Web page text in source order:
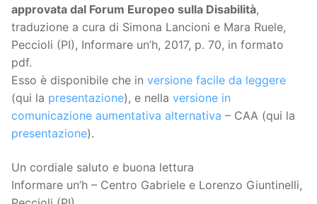
approvata dal Forum Europeo sulla Disabilità,
traduzione a cura di Simona Lancioni e Mara Ruele,
Peccioli (PI), Informare un’h, 2017, p. 70, in formato
pdf.
Esso è disponibile che in versione facile da leggere
(qui la presentazione), e nella versione in
comunicazione aumentativa alternativa – CAA (qui la
presentazione).
Un cordiale saluto e buona lettura
Informare un’h – Centro Gabriele e Lorenzo Giuntinelli,